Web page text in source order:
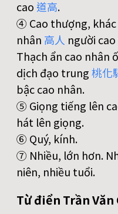
cao 道高.
④ Cao thượng,
nhân 高人 người
Thạch ẩn cao nhân
dịch đạo trung桃化
bậc cao nhân.
⑤ Giọng tiếng lên
hát lên giọng.
⑥ Quý, kính.
⑦ Nhiều, lớn hơn.
niên, nhiều tuổi.
Từ điển Trần Văn